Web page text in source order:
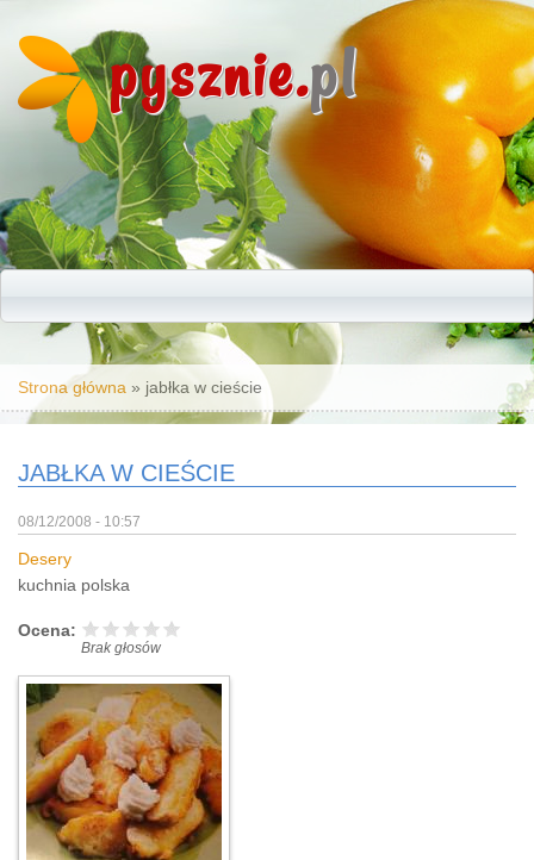
pysznie.pl
Jesteś tutaj
Strona główna » jabłka w cieście
JABŁKA W CIEŚCIE
08/12/2008 - 10:57
Desery
kuchnia polska
Ocena:
Brak głosów